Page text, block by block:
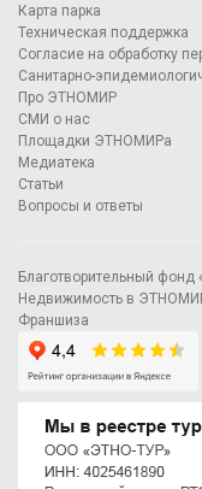
Карта парка
Техническая поддержка
Согласие на обработку
Санитарно-
Про ЭТНОМИР
СМИ о нас
Площадки ЭТНОМИРа
Медиатека
Статьи
Вопросы и ответы
Благотворительный фонд
Недвижимость в
Франшиза